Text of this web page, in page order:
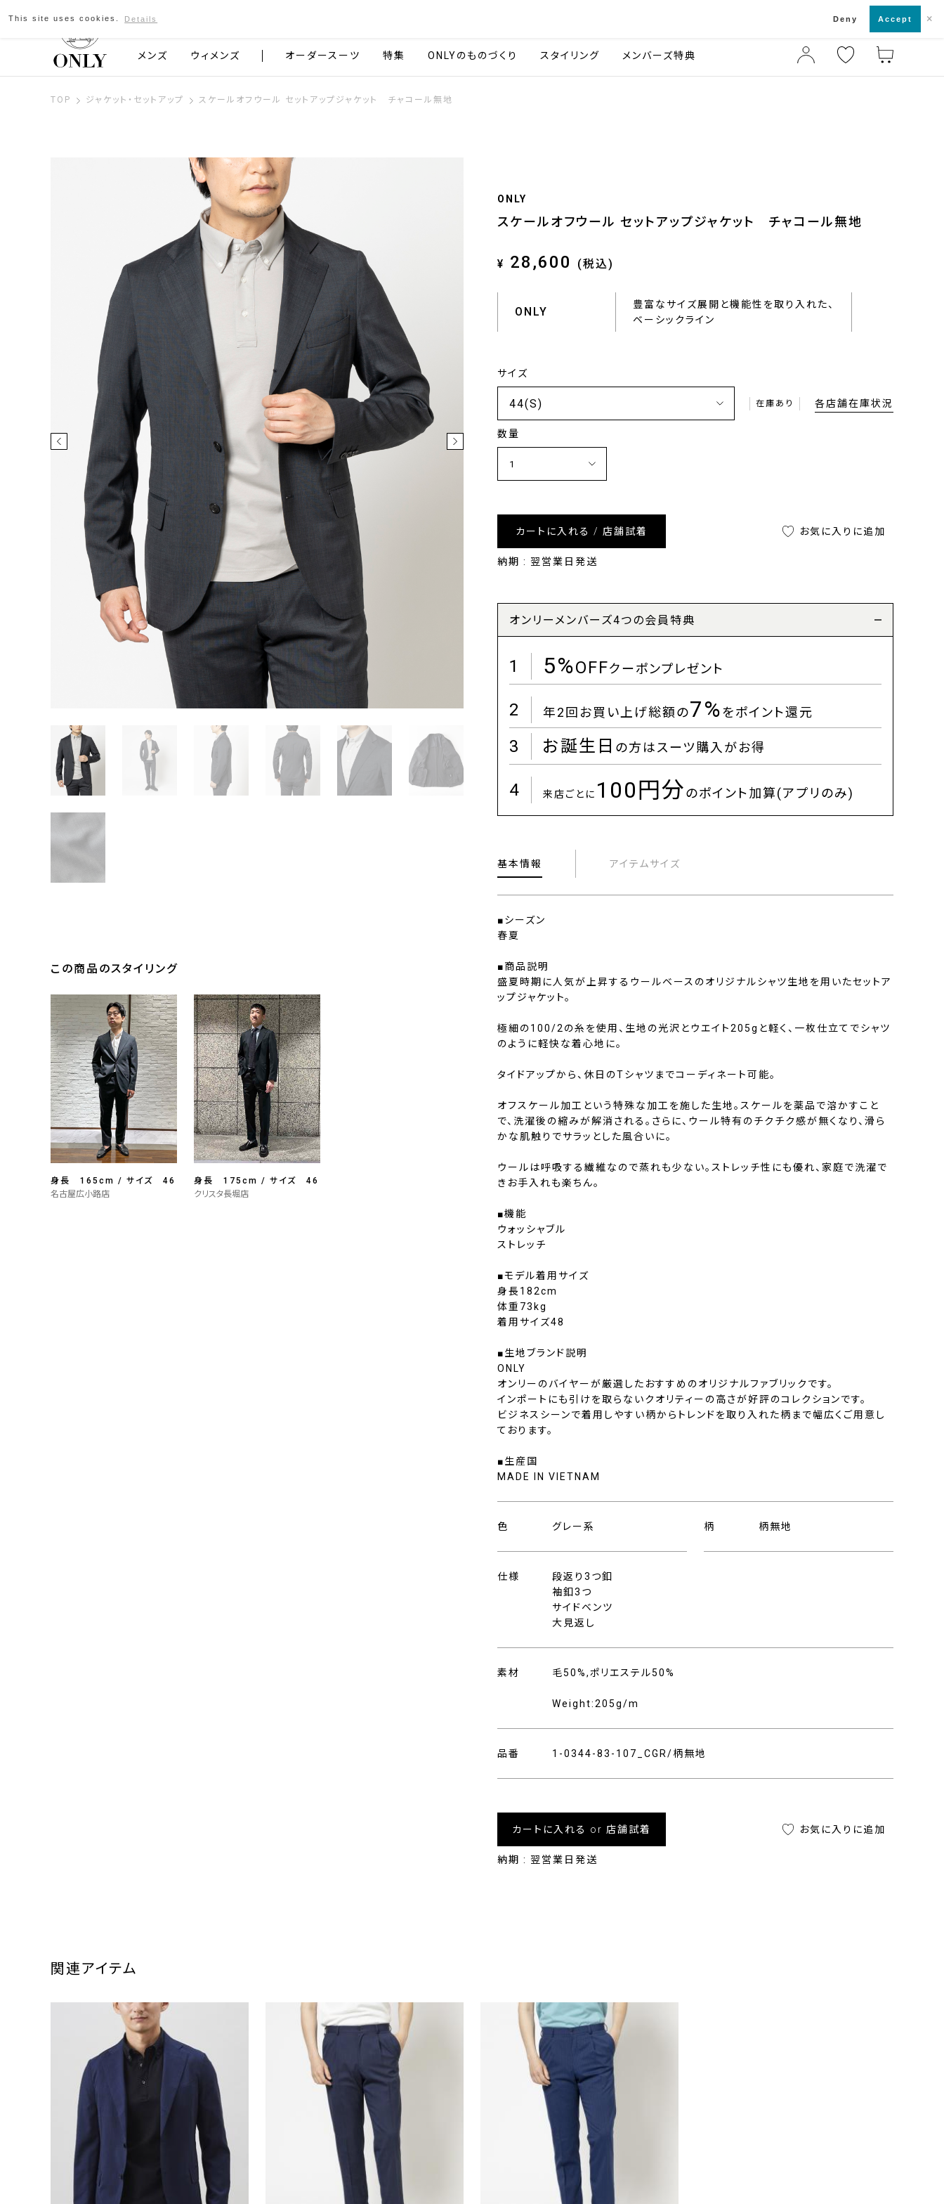
京都発のスーツブランド ONLY
メンズ ウィメンズ オーダースーツ 特集 ONLYのものづくり スタイリング メンバーズ特典
TOP ジャケット・セットアップ スケールオフウール セットアップジャケット チャコール無地
ONLY
スケールオフウール セットアップジャケット チャコール無地
¥ 28,600 (税込)
ONLY
豊富なサイズ展開と機能性を取り入れた、
ベーシックライン
サイズ
在庫あり 各店舗在庫状況
数量
カートに入れる / 店舗試着
納期 : 翌営業日発送
お気に入りに追加
オンリーメンバーズ4つの会員特典
1 5%OFFクーポンプレゼント
2 年2回お買い上げ総額の7%をポイント還元
3 お誕生日 の方はスーツ購入がお得
4 来店ごとに 100円分のポイント加算(アプリのみ)
基本情報 アイテムサイズ
■シーズン
春夏
■商品説明
盛夏時期に人気が上昇するウールベースのオリジナルシャツ生地を用いたセットア
ップジャケット。
極細の100/2の糸を使用、生地の光沢とウエイト205gと軽く、一枚仕立てでシャツ
のように軽快な着心地に。
タイドアップから、休日のTシャツまでコーディネート可能。
オフスケール加工という特殊な加工を施した生地。スケールを薬品で溶かすこと
で、洗濯後の縮みが解消される。さらに、ウール特有のチクチク感が無くなり、滑ら
かな肌触りでサラッとした風合いに。
ウールは呼吸する繊維なので蒸れも少ない。ストレッチ性にも優れ、家庭で洗濯で
きお手入れも楽ちん。
■機能
ウォッシャブル
ストレッチ
■モデル着用サイズ
身長182cm
体重73kg
着用サイズ48
■生地ブランド説明
ONLY
オンリーのバイヤーが厳選したおすすめのオリジナルファブリックです。
インポートにも引けを取らないクオリティーの高さが好評のコレクションです。
ビジネスシーンで着用しやすい柄からトレンドを取り入れた柄まで幅広くご用意し
ております。
■生産国
MADE IN VIETNAM
色 グレー系 柄 柄無地
仕様
段返り3つ釦
袖釦3つ
サイドベンツ
大見返し
素材 毛50%,ポリエステル50%
Weight:205g/m
品番 1-0344-83-107_CGR/柄無地
カートに入れる or 店舗試着
納期 : 翌営業日発送
お気に入りに追加
この商品のスタイリング
身長 165cm / サイズ 46
名古屋広小路店
身長 175cm / サイズ 46
クリスタ長堀店
関連アイテム
This site uses cookies. Details Deny Accept ×